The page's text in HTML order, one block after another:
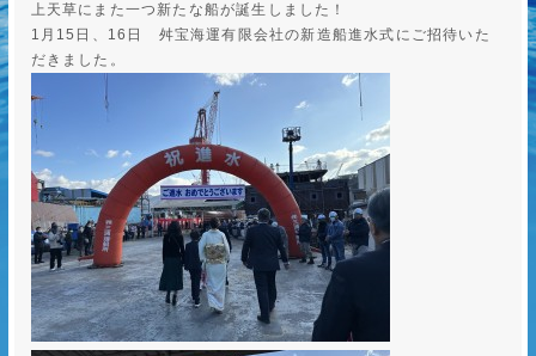
上天草にまた一つ新たな船が誕生しました！
1月15日、16日 舛宝海運有限会社の新造船進水式にご招待いた
だきました。